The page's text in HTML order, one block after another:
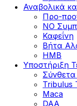
Αναβολικά
Προ-
ΝΟ
Καφεΐνη
Βήτα
HMB
Υποστήριξη
Tribulus
Maca
DAA